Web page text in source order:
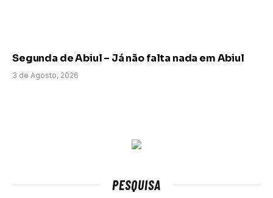
Segunda de Abiul – Já não falta nada em Abiul
3 de Agosto, 2026
PESQUISA